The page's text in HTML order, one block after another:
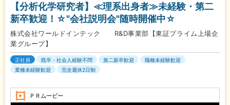
【分析化学研究者】≪理系出身者≫未経験・第二
新卒歓迎！☆"会社説明会"随時開催中☆
株式会社ワールドインテック R&D事業部【東証プライム上場企
業グループ】
正社員 既卒・社会人経験不問 第二新卒歓迎
職種未経験歓迎
業種未経験歓迎
完全週休2日制
ＰＲムービー